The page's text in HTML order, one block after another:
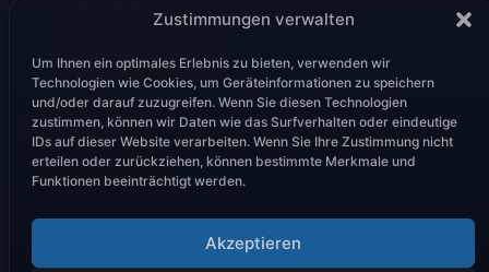
Zustimmungen verwalten
Um Ihnen ein optimales Erlebnis zu bieten, verwenden wir
Technologien wie Cookies, um Geräteinformationen zu speichern
und/oder darauf zuzugreifen. Wenn Sie diesen Technologien
zustimmen, können wir Daten wie das Surfverhalten oder eindeutige
IDs auf dieser Website verarbeiten. Wenn Sie Ihre Zustimmung nicht
erteilen oder zurückziehen, können bestimmte Merkmale und
Funktionen beeinträchtigt werden.
Akzeptieren
Rechtliches
Datenschutzbestimmungen